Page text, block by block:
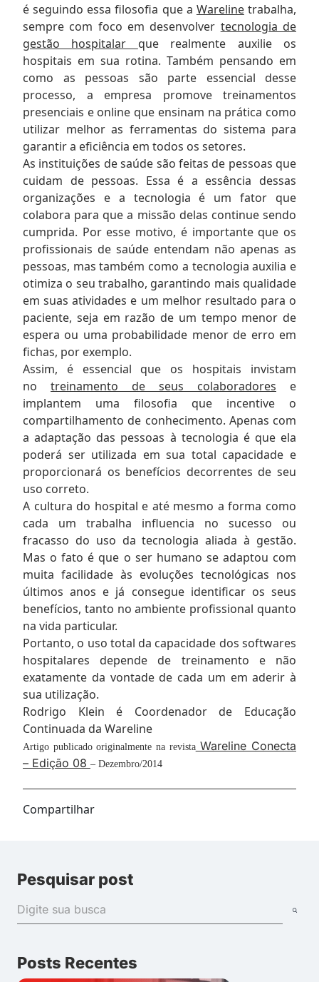
é seguindo essa filosofia que a Warelinetrabalha,
sempre com foco em desenvolver tecnologia de
gestão hospitalar que realmente auxilie os
hospitais em sua rotina. Também pensando em
como as pessoas são parte essencial desse
processo, a empresa promove treinamentos
presenciais e online que ensinam na prática como
utilizar melhor as ferramentas do sistema para
garantir a eficiência em todos os setores.
As instituições de saúde são feitas de pessoas que
cuidam de pessoas. Essa é a essência dessas
organizações e a tecnologia é um fator que
colabora para que a missão delas continue sendo
cumprida. Por esse motivo, é importante que os
profissionais de saúde entendam não apenas as
pessoas, mas também como a tecnologia auxilia e
otimiza o seu trabalho, garantindo mais qualidade
em suas atividades e um melhor resultado para o
paciente, seja em razão de um tempo menor de
espera ou uma probabilidade menor de erro em
fichas, por exemplo.
Assim, é essencial que os hospitais invistam
no treinamento de seus colaboradores e
implantem uma filosofia que incentive o
compartilhamento de conhecimento. Apenas com
a adaptação das pessoas à tecnologia é que ela
poderá ser utilizada em sua total capacidade e
proporcionará os benefícios decorrentes de seu
uso correto.
A cultura do hospital e até mesmo a forma como
cada um trabalha influencia no sucesso ou
fracasso do uso da tecnologia aliada à gestão.
Mas o fato é que o ser humano se adaptou com
muita facilidade às evoluções tecnológicas nos
últimos anos e já consegue identificar os seus
benefícios, tanto no ambiente profissional quanto
na vida particular.
Portanto, o uso total da capacidade dos softwares
hospitalares depende de treinamento e não
exatamente da vontade de cada um em aderir à
sua utilização.
Rodrigo Klein é Coordenador de Educação
Continuada da Wareline
Artigo publicado originalmente na revistaWareline Conecta
– Edição 08 – Dezembro/2014
Compartilhar
Pesquisar post
Posts Recentes